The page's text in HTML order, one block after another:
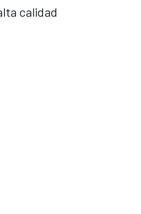
calidad